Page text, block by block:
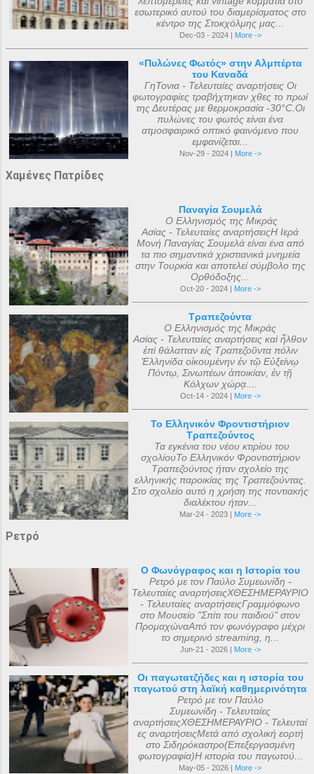
εσωτερικό αυτού του διαμερίσματος στο
κέντρο της Στοκχόλμης μας...
Dec-03 - 2024 | More ->
«Πυλώνες Φωτός» στην Αλμπέρτα
του Καναδά
ΓηΤονια - Τελευταίες αναρτήσεις Οι
φωτογραφίες τραβήχτηκαν χθες το πρωί
της Δευτέρας με θερμοκρασία -30°C.Οι
πυλώνες του φωτός είναι ένα
ατμοσφαιρικό οπτικό φαινόμενο που
εμφανίζεται...
Nov-29 - 2024 | More ->
Χαμένες Πατρίδες
Παναγία Σουμελά
Ο Ελληνισμός της Μικράς
Ασίας - Τελευταίες αναρτήσειςΗ Ιερά
Μονή Παναγίας Σουμελά είναι ένα από
τα πιο σημαντικά χριστιανικά μνημεία
στην Τουρκία και αποτελεί σύμβολο της
Ορθόδοξης...
Oct-20 - 2024 | More ->
Τραπεζούντα
Ο Ελληνισμός της Μικράς
Ασίας - Τελευταίες αναρτήσεις καὶ ἦλθον
ἐπὶ θάλατταν εἰς Τραπεζοῦντα πόλιν
Ἑλληνίδα οἰκουμένην ἐν τῷ Εὐξείνῳ
Πόντῳ, Σινωπέων ἀποικίαν, ἐν τῇ
Κόλχων χώρᾳ....
Oct-14 - 2024 | More ->
Το Ελληνικόν Φροντιστήριον
Τραπεζούντος
Τα εγκένια του νέου κτιρίου του
σχολίουΤο Ελληνικόν Φροντιστήριον
Τραπεζούντος ήταν σχολείο της
ελληνικής παροικίας της Τραπεζούντας.
Στο σχολείο αυτό η χρήση της ποντιακής
διαλέκτου ήταν...
Mar-24 - 2023 | More ->
Ρετρό
Ο Φωνόγραφος και η Ιστορία του
Ρετρό με τον Παύλο Συμεωνίδη -
Τελευταίες αναρτήσειςΧΘΕΣΗΜΕΡΑΥΡΙΟ
- Τελευταίες αναρτήσειςΓραμμόφωνο
στο Μουσείο "Σπίτι του παιδιού" στον
ΠρομαχώναΑπό τον φωνόγραφο μέχρι
το σημερινό streaming, η...
Jun-21 - 2026 | More ->
Οι παγωτατζήδες και η ιστορία του
παγωτού στη λαϊκή καθημερινότητα
Ρετρό με τον Παύλο
Συμεωνίδη - Τελευταίες
αναρτήσειςΧΘΕΣΗΜΕΡΑΥΡΙΟ - Τελευταί
ες αναρτήσειςΜετά από σχολική εορτή
στο Σιδηρόκαστρο(Επεξεργασμένη
φωτογραφία)Η ιστορία του παγωτού...
May-05 - 2026 | More ->